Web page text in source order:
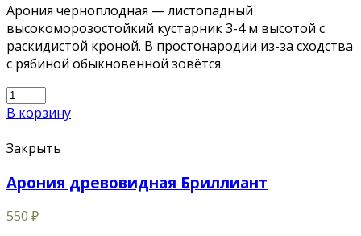
Арония черноплодная — листопадный
высокоморозостойкий кустарник 3-4 м высотой с
раскидистой кроной. В простонародии из-за сходства
с рябиной обыкновенной зовётся
В корзину
Закрыть
Арония древовидная Бриллиант
550 ₽